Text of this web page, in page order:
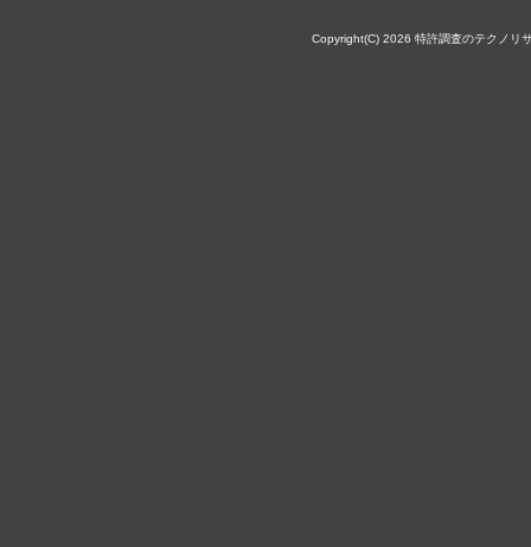
Copyright(C) 2026 特許調査のテクノリ